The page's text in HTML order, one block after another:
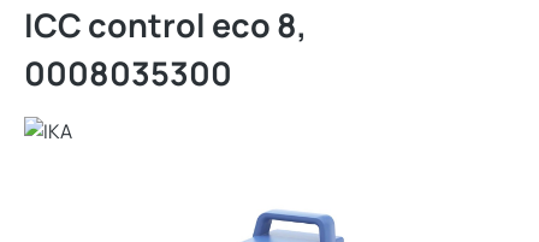
ICC control eco 8,
0008035300